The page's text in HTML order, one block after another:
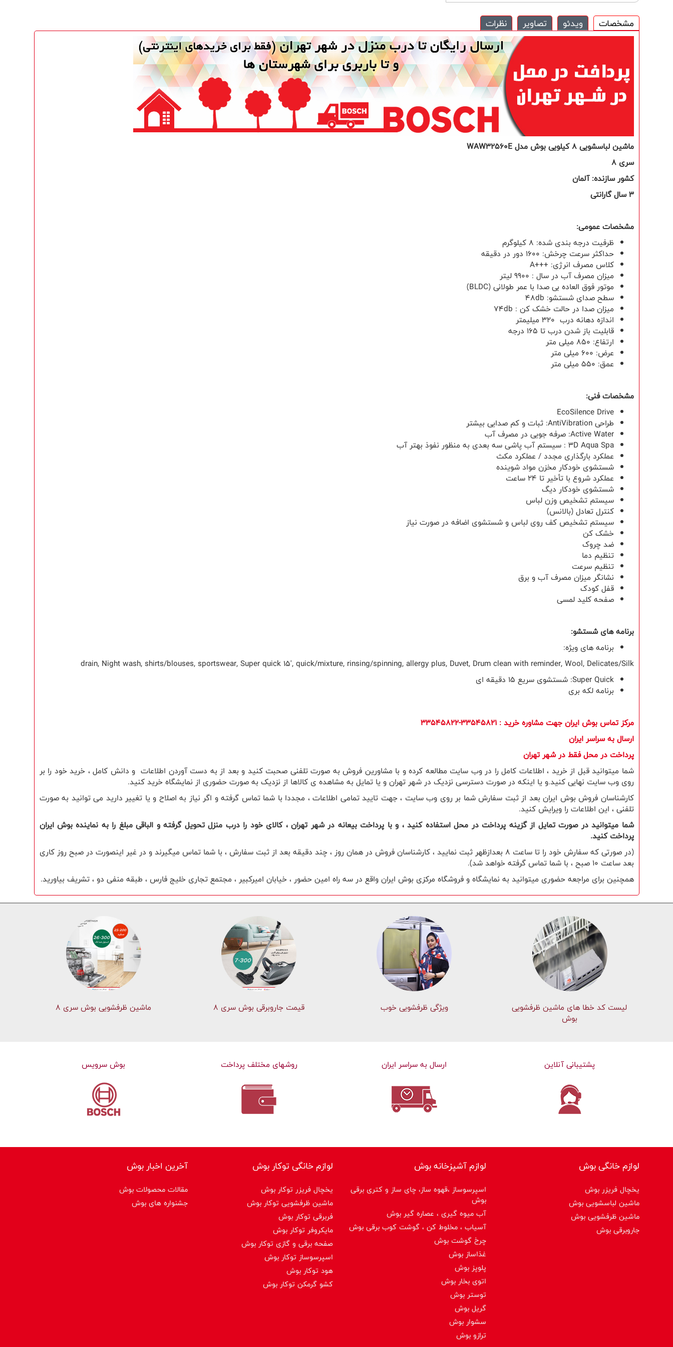
مشخصات ویدئو تصاویر نظرات
ماشین لباسشویی8کیلویی بوش مدلWAW32560E
سری8
کشور سازنده:آلمان
3سال گارانتی
مشخصات عمومی:
ظرفیت درجه بندی شده: 8 کیلوگرم
حداکثر سرعت چرخش: 1600 دور در دقیقه
کلاس مصرف انرژی: A+++
میزان مصرف آب در سال : 9900لیتر
موتور فوق العاده بی صدا با عمر طولانی (BLDC
)
سطح صدای شستشو: 48db
میزان صدا در حالت خشک کن : 74db
اندازه دهانه درب 320 ميليمتر
قابلیت باز شدن درب تا 165 درجه
ارتفاع: 850 میلی متر
عرض: 600 میلی متر
عمق: 550 میلی متر
مشخصات فنی:
EcoSilence Drive
طراحیAntiVibration: ثبات و کم صدایی بیشتر
Active Water: صرفه جویی در مصرف آب
3D Aqua Spa : سیستم آب پاشی سه بعدی به منظور نفوذ بهتر آب
عملکرد بارگذاری مجدد / عملکرد مکث
شستشوی خودکار مخزن مواد شوینده
عملکرد شروع با تأخیر تا 24 ساعت
شستشوی خودکار دیگ
سیستم تشخیص وزن لباس
کنترل تعادل (بالانس)
سیستم تشخیص کف روی لباس و شستشوی اضافه در صورت نیاز
خشک ‌کن
ضد چروک
تنظیم دما
تنظیم سرعت
نشانگر میزان مصرف آب و برق
قفل کودک
صفحه کلید لمسی
برنامه های شستشو:
برنامه های ویژه:
drain, Night wash, shirts/blouses, sportswear, Super quick 15', quick/mixture, rinsing/spinning, allergy plus, Duvet, Drum clean with reminder, Wool, Delicates/Silk
Super Quick: شستشوی سریع ۱۵ دقیقه ای
برنامه لکه بری
مرکز تماس بوش ایران جهت مشاوره خرید : 33545821-33545822
ارسال به سراسر ایران
​پرداخت در محل فقط در شهر تهران
شما میتوانید قبل از خرید ، اطلاعات کامل را در وب سایت مطالعه کرده و با مشاورین فروش به صورت تلفنی صحبت کنید و بعد از به دست آوردن اطلاعات و دانش کامل ، خرید خود را بر
روی وب سایت نهایی کنید.و یا اینکه در صورت دسترسی نزدیک در شهر تهران و یا تمایل به مشاهده ی کالاها از نزدیک به صورت حضوری از نمایشگاه خرید کنید.
کارشناسان فروش بوش ایران بعد از ثبت سفارش شما بر روی وب سایت ، جهت تایید تمامی اطلاعات ، مجددا با شما تماس گرفته و اگر نیاز به اصلاح و یا تغییر دارید می توانید به صورت
تلفنی ، این اطلاعات را ویرایش کنید.
شما میتوانید در صورت تمایل از گزینه پرداخت در محل استفاده کنید ، و با پرداخت بیعانه در شهر تهران ، کالای خود را درب منزل تحویل گرفته و الباقی مبلغ را به نماینده بوش ایران
پرداخت کنید.
(در صورتی که سفارش خود را تا ساعت 8 بعدازظهر ثبت نمایید ، کارشناسان فروش در همان روز ، چند دقیقه بعد از ثبت سفارش ، با شما تماس میگیرند و در غیر اینصورت در صبح روز کاری
بعد ساعت 10 صبح ، با شما تماس گرفته خواهد شد).
همچنین برای مراجعه حضوری میتوانید به نمایشگاه و فروشگاه مرکزی بوش ایران واقع در سه راه امین حضور ، خیابان امیرکبیر ، مجتمع تجاری خلیج فارس ، طبقه منفی دو ، تشریف بیاورید.
لیست کد خطا های ماشين ظرفشویی
بوش
ویژگی ظرفشویی خوب قیمت جاروبرقی بوش سری ۸ ماشین ظرفشویی بوش سری 8
پشتیبانی آنلاین ارسال به سراسر ایران روشهای مختلف پرداخت بوش سرویس
لوازم خانگی بوش
یخچال فریزر بوش
ماشین لباسشویی بوش
ماشین ظرفشویی بوش
جاروبرقی بوش
لوازم آشپزخانه بوش
اسپرسوساز ،قهوه ساز، چای ساز و کتری برقی
بوش
آب میوه گیری ، عصاره گیر بوش
آسیاب ، مخلوط کن ، گوشت کوب برقی بوش
چرخ گوشت بوش
غذاساز بوش
پلوپز بوش
اتوی بخار بوش
توستر بوش
گریل بوش
سشوار بوش
ترازو بوش
لوازم خانگی توکار بوش
یخچال فریزر توکار بوش
ماشین ظرفشویی توکار بوش
فربرقی توکار بوش
مایکروفر توکار بوش
صفحه برقی و گازی توکار بوش
اسپرسوساز توكار بوش
هود توکار بوش
کشو گرمکن توکار بوش
آخرین اخبار بوش
مقالات محصولات بوش
جشنواره های بوش